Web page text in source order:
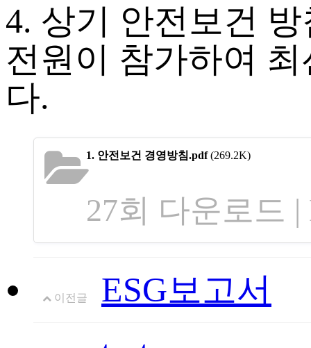
4. 상기 안전보건
전원이 참가하여
다.
1. 안전보건 경영방침.pdf(269.2K)
27회 다운로드 |
이전글 ESG보고서